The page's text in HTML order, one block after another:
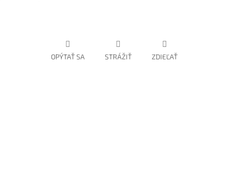
OPÝTAŤ SA STRÁŽIŤ ZDIEĽAŤ